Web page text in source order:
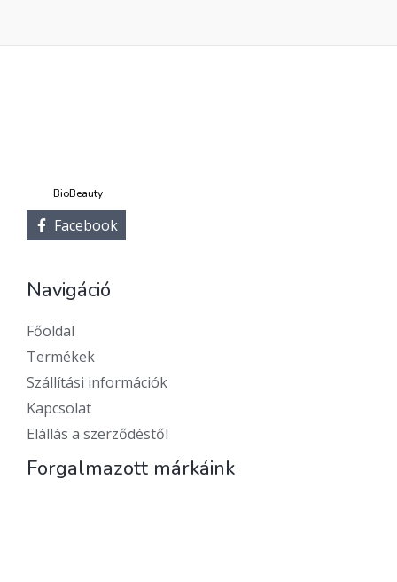
BioBeauty
Facebook
Navigáció
Főoldal
Termékek
Szállítási információk
Kapcsolat
Elállás a szerződéstől
Forgalmazott márkáink